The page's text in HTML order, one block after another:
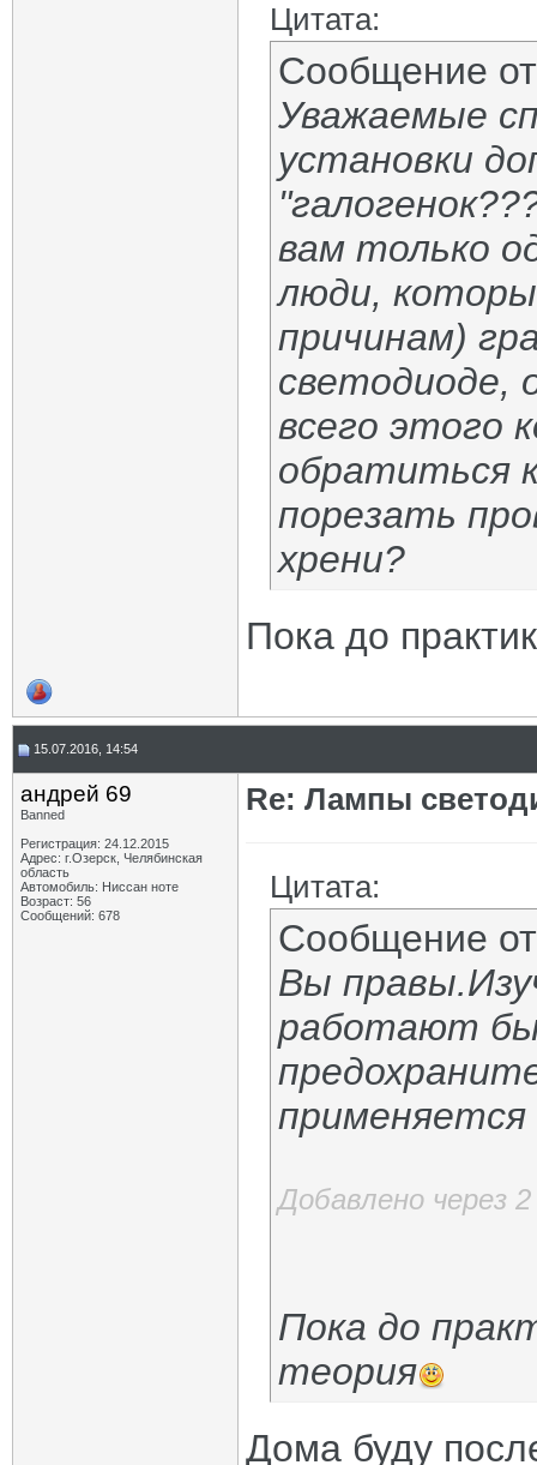
Цитата:
Сообщение
Уважаемые
установки
вам только
люди,
причинам)
светодиоде,
всего этого
обратиться
порезать
хрени?
Пока до
15.07.2016, 14:54
андрей 69
Banned
Регистрация: 24.12.2015
Адрес: г.Озерск, Челябинская
область
Автомобиль: Ниссан ноте
Возраст: 56
Сообщений: 678
Re: Лампы
Цитата:
Сообщение
Вы
работают
применяется
Добавлено через
Пока до
теория
Дома буду